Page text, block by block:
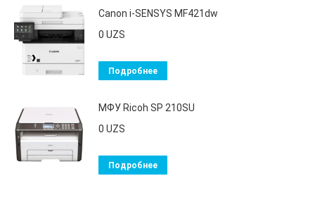
Canon i-SENSYS MF421dw
0 UZS
Подробнее
МФУ Ricoh SP 210SU
0 UZS
Подробнее